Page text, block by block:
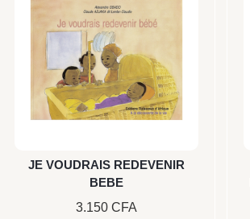
JE VOUDRAIS REDEVENIR
BEBE
3.150 CFA